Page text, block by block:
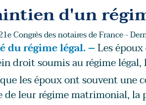
d'un
Congrès des notaires de France -
du régime légal. –Les
droit soumis au régime
les époux ont souvent une
de leur régime matrimonial,